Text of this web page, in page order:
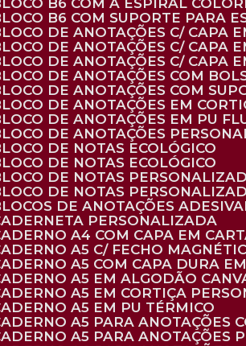
BLOCO B6 COM A ESPIRAL
BLOCO B6 COM SUPORTE PARA
BLOCO DE ANOTAÇÕES C/ CAPA
BLOCO DE ANOTAÇÕES C/ CAPA
BLOCO DE ANOTAÇÕES C/ CAPA
BLOCO DE ANOTAÇÕES COM
BLOCO DE ANOTAÇÕES COM
BLOCO DE ANOTAÇÕES EM
BLOCO DE ANOTAÇÕES EM PU
BLOCO DE ANOTAÇÕES
BLOCO DE NOTAS ECOLÓGICO
BLOCO DE NOTAS ECOLÓGICO
BLOCO DE NOTAS
BLOCO DE NOTAS
BLOCOS DE ANOTAÇÕES
CADERNETA PERSONALIZADA
CADERNO A4 COM CAPA EM
CADERNO A5 C/ FECHO
CADERNO A5 COM CAPA DURA
CADERNO A5 EM ALGODÃO
CADERNO A5 EM CORTIÇA
CADERNO A5 EM PU TÉRMICO
CADERNO A5 PARA ANOTAÇÕES
CADERNO A5 PARA ANOTAÇÕES